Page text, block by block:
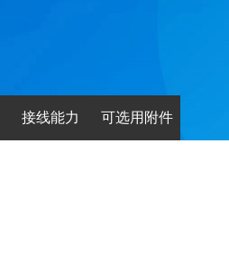
接线能力 可选用附件